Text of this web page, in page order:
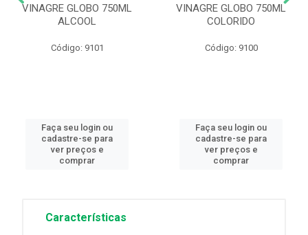
VINAGRE GLOBO 750ML
ALCOOL
Código: 9101
Faça seu login ou
cadastre-se para
ver preços e
comprar
VINAGRE GLOBO 750ML
COLORIDO
Código: 9100
Faça seu login ou
cadastre-se para
ver preços e
comprar
Características